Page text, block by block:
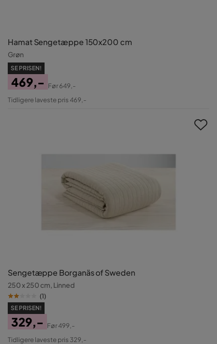
Hamat Sengetæppe 150x200 cm
Grøn
SE PRISEN!
Pris
469,-
Original
Før649,-
Tidligere laveste pris 469,-
Sengetæppe Borganäs of Sweden
250 x 250 cm, Linned
(1)
SE PRISEN!
Pris
329,-
Original
Før499,-
Tidligere laveste pris 329,-